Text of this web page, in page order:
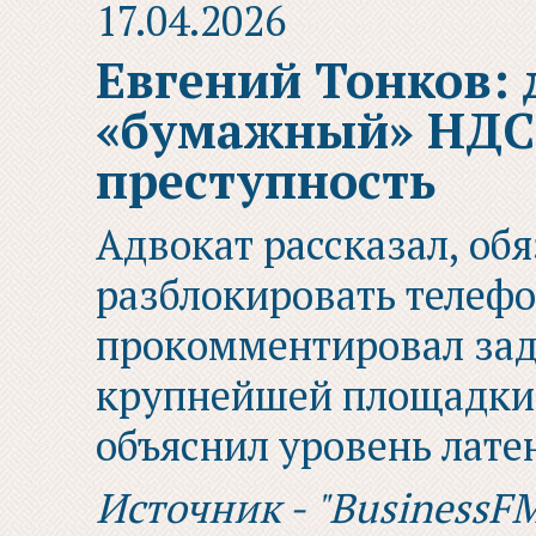
17.04.2026
Евгений Тонков:
«бумажный»
преступность
Адвокат рассказал,
разблокировать
прокомментировал
крупнейшей
объяснил уровень
Источник -